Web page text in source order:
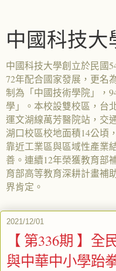
中國科技大
中國科技大學創立於民國
72年配合國家發展，更名
制為「中國技術學院」，
學」。本校設雙校區，台
運文湖線萬芳醫院站，交
湖口校區校地面積14公頃
靠近工業區與區域性產業
善。連續12年榮獲教育部
育部高等教育深耕計畫補
界肯定。
2021/12/01
【 第336期 】
與中華中小學跆